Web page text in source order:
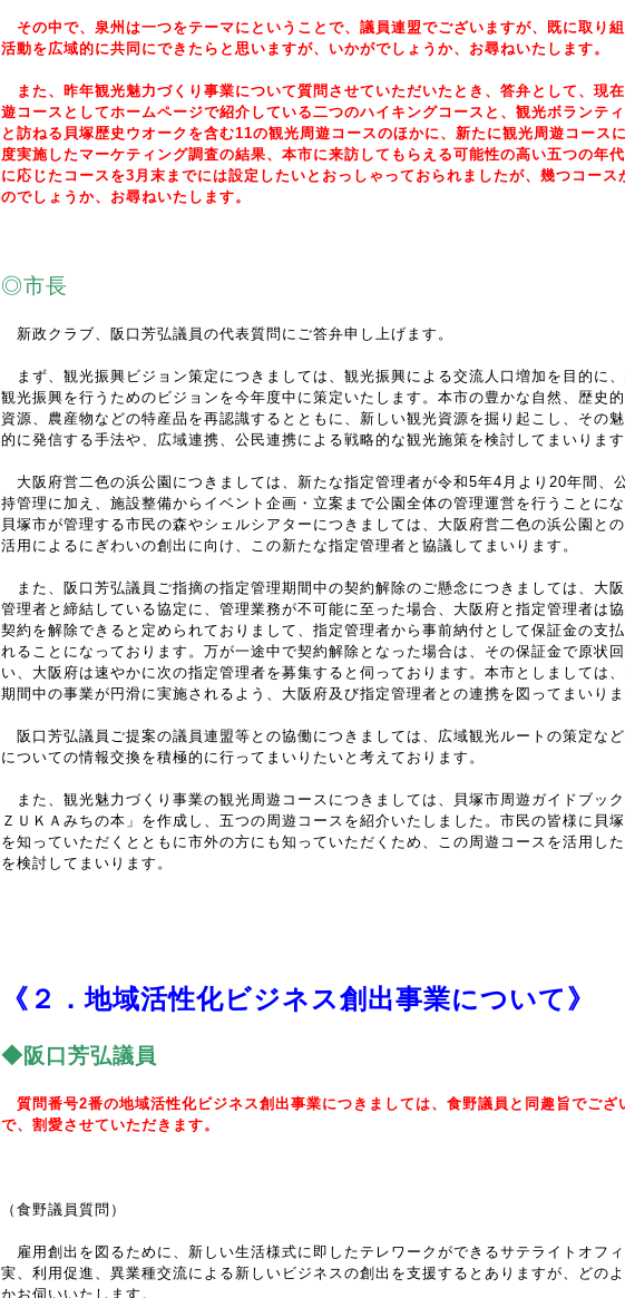
その中で、泉州は一つをテーマにということで、議員連盟でございますが、既に取り
活動を広域的に共同にできたらと思いますが、いかがでしょうか、お尋ねいたします。
また、昨年観光魅力づくり事業について質問させていただいたとき、答弁として、現
遊コースとしてホームページで紹介している二つのハイキングコースと、観光ボランテ
と訪ねる貝塚歴史ウオークを含む11の観光周遊コースのほかに、新たに観光周遊コース
度実施したマーケティング調査の結果、本市に来訪してもらえる可能性の高い五つの年
に応じたコースを3月末までには設定したいとおっしゃっておられましたが、幾つコース
のでしょうか、お尋ねいたします。
◎市長
新政クラブ、阪口芳弘議員の代表質問にご答弁申し上げます。
まず、観光振興ビジョン策定につきましては、観光振興による交流人口増加を目的に
観光振興を行うためのビジョンを今年度中に策定いたします。本市の豊かな自然、歴史
資源、農産物などの特産品を再認識するとともに、新しい観光資源を掘り起こし、その
的に発信する手法や、広域連携、公民連携による戦略的な観光施策を検討してまいります
大阪府営二色の浜公園につきましては、新たな指定管理者が令和5年4月より20年間、
持管理に加え、施設整備からイベント企画・立案まで公園全体の管理運営を行うことにな
貝塚市が管理する市民の森やシェルシアターにつきましては、大阪府営二色の浜公園と
活用によるにぎわいの創出に向け、この新たな指定管理者と協議してまいります。
また、阪口芳弘議員ご指摘の指定管理期間中の契約解除のご懸念につきましては、大
管理者と締結している協定に、管理業務が不可能に至った場合、大阪府と指定管理者は協
契約を解除できると定められておりまして、指定管理者から事前納付として保証金の支
れることになっております。万が一途中で契約解除となった場合は、その保証金で原状
い、大阪府は速やかに次の指定管理者を募集すると伺っております。本市としましては
期間中の事業が円滑に実施されるよう、大阪府及び指定管理者との連携を図ってまいりま
阪口芳弘議員ご提案の議員連盟等との協働につきましては、広域観光ルートの策定な
についての情報交換を積極的に行ってまいりたいと考えております。
また、観光魅力づくり事業の観光周遊コースにつきましては、貝塚市周遊ガイドブック
ＺＵＫＡみちの本」を作成し、五つの周遊コースを紹介いたしました。市民の皆様に貝
を知っていただくとともに市外の方にも知っていただくため、この周遊コースを活用した
を検討してまいります。
《２．地域活性化ビジネス創出事業について》
◆阪口芳弘議員
質問番号2番の地域活性化ビジネス創出事業につきましては、食野議員と同趣旨でござ
で、割愛させていただきます。
（食野議員質問）
雇用創出を図るために、新しい生活様式に即したテレワークができるサテライトオフ
実、利用促進、異業種交流による新しいビジネスの創出を支援するとありますが、どの
かお伺いいたします。